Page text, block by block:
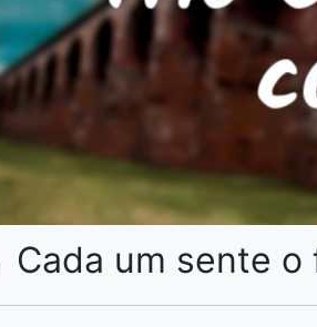
Cada um sente